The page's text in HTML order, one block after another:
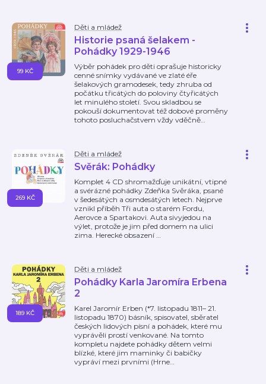
Děti a mládež
Historie psaná šelakem -
Pohádky 1929-1946
Výběr pohádek pro děti oprašuje historicky
cenné snímky vydávané ve zlaté éře
šelakových gramodesek, tedy zhruba od
počátku třicátých do poloviny čtyřicátých
let minulého století. Svou skladbou se
pokouší dokumentovat též dobové proměny
tohoto posluchačstvem vždy vděčně…
99 KČ
Děti a mládež
Svěrák: Pohádky
Komplet 4 CD shromažďuje unikátní, vtipné
a svérázné pohádky Zdeňka Svěráka, psané
v šedesátých a osmdesátých letech. Nejprve
vznikl příběh Tři auta o starém Fordu,
Aerovce a Spartakovi. Auta sivyjedou na
výlet, protože je jim před domem na ulici
zima. Herecké obsazení …
269 KČ
Děti a mládež
Pohádky Karla Jaromíra Erbena
2
Karel Jaromír Erben (*7. listopadu 1811– 21.
listopadu 1870) básník, spisovatel, sběratel
českých lidových písní a pohádek, které mu
vyprávěli prostí venkované. Na tomto
kompletu najdete pohádky dětem velmi
blízké, které jim maminky či babičky
vypráví mezi prvními (Hrne…
189 KČ